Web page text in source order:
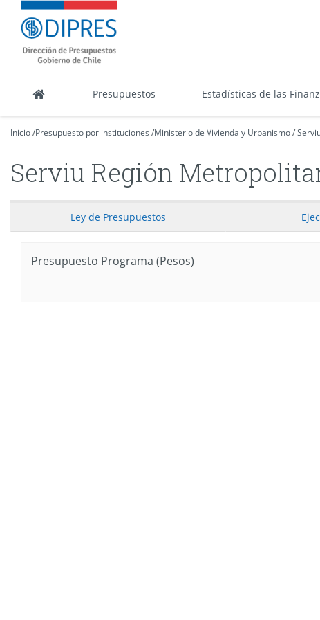
Contenido
principalDIPRES
-
Dirección
de
Presupuestos Estadísticas de las
Inicio/Presupuesto por instituciones /Ministerio de Vivienda y Urbanismo/
Serviu Región
Ley de Presupuestos
Presupuesto Programa (Pesos)